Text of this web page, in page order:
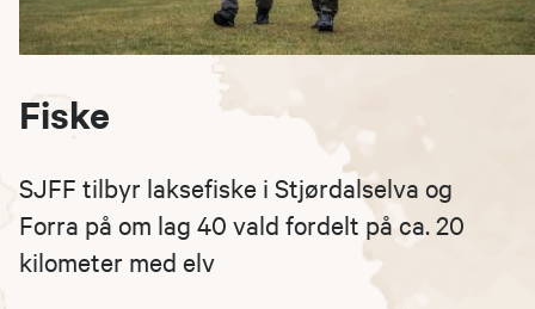
Fiske
SJFF tilbyr laksefiske i Stjørdalselva og
Forra på om lag 40 vald fordelt på ca. 20
kilometer med elv